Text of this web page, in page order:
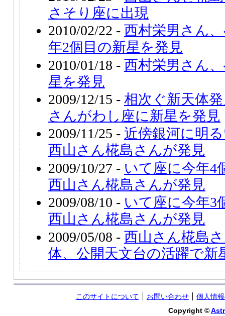
さそり座に出現
2010/02/22 - 西村栄男さん
年2個目の新星を発見
2010/01/18 - 西村栄男さん
星を発見
2009/12/15 - 相次ぐ新天体
さんがわし座に新星を発見
2009/11/25 - 近傍銀河に明
西山さん椛島さんが発見
2009/10/27 - いて座に今年4
西山さん椛島さんが発見
2009/08/10 - いて座に今年3
西山さん椛島さんが発見
2009/05/08 - 西山さん椛島
体、公開天文台の活躍で新
このサイトについて お問い合わせ
個人情
Copyright ©